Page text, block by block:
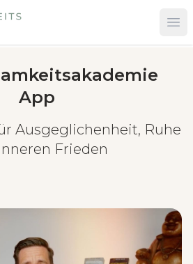
App
Ausgeglichenheit, Ruhe
Frieden